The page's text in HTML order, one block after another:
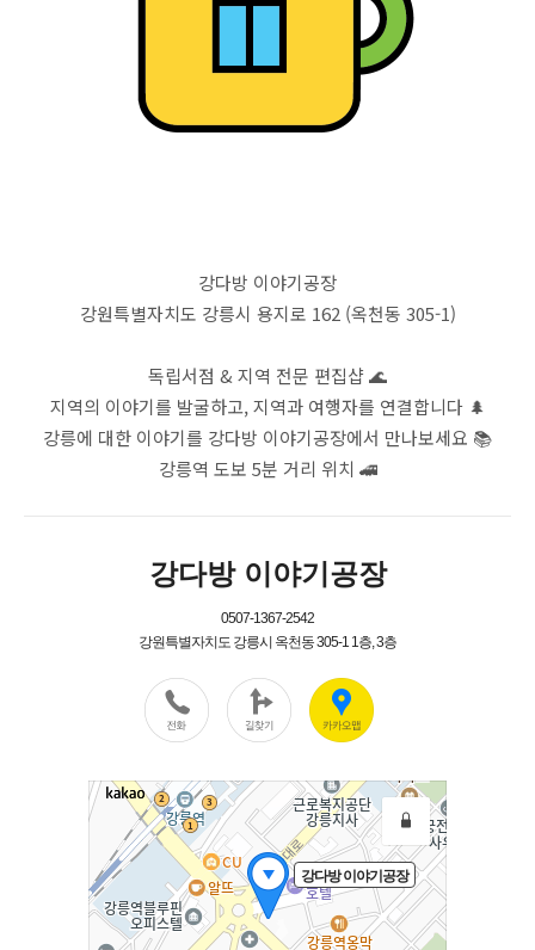
강다방 이야기공장
강원특별자치도 강릉시 용지로 162 (옥천동 305-1)
독립서점 & 지역 전문 편집샵 🌊
지역의 이야기를 발굴하고, 지역과 여행자를 연결합니다 🌲
강릉에 대한 이야기를 강다방 이야기공장에서 만나보세요 📚
강릉역 도보 5분 거리 위치 🚄